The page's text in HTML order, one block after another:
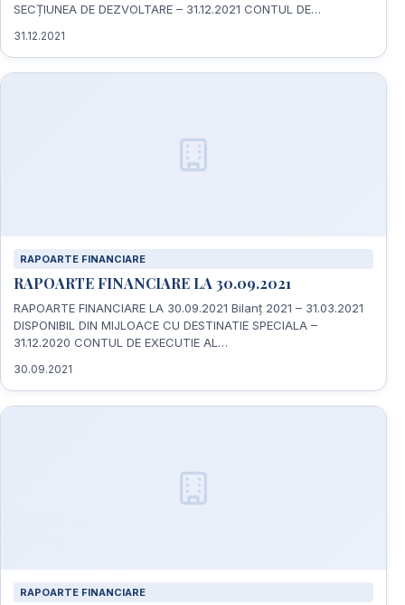
SECȚIUNEA DE DEZVOLTARE – 31.12.2021 CONTUL DE…
31.12.2021
RAPOARTE FINANCIARE
RAPOARTE FINANCIARE LA 30.09.2021
RAPOARTE FINANCIARE LA 30.09.2021 Bilanț 2021 – 31.03.2021
DISPONIBIL DIN MIJLOACE CU DESTINATIE SPECIALA –
31.12.2020 CONTUL DE EXECUTIE AL…
30.09.2021
RAPOARTE FINANCIARE